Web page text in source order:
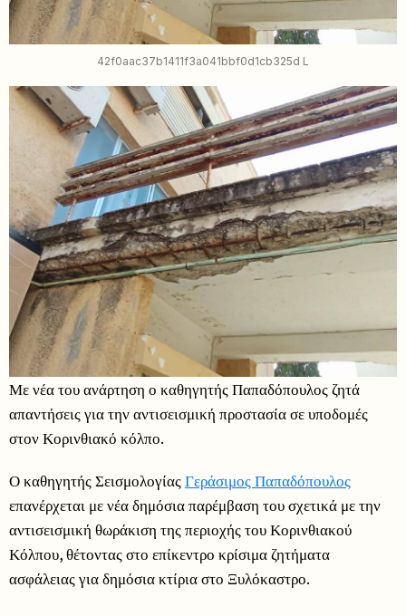
42f0aac37b1411f3a041bbf0d1cb325d L
Με νέα του ανάρτηση ο καθηγητής Παπαδόπουλος ζητά
απαντήσεις για την αντισεισμική προστασία σε υποδομές
στον Κορινθιακό κόλπο.
Ο καθηγητής ΣεισμολογίαςΓεράσιμος Παπαδόπουλος
επανέρχεται με νέα δημόσια παρέμβαση του σχετικά με την
αντισεισμική θωράκιση της περιοχής του Κορινθιακού
Κόλπου, θέτοντας στο επίκεντρο κρίσιμα ζητήματα
ασφάλειας για δημόσια κτίρια στο Ξυλόκαστρο.